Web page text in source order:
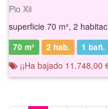
Pio Xii
superficie 70 m², 2
70 m² 2 hab. 1 bañ.
¡¡Ha bajado 11.748,00